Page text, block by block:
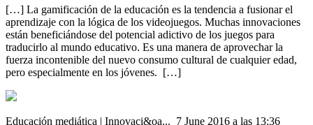
[…] La gamificación de la educación es la tendencia a fusionar el
aprendizaje con la lógica de los videojuegos. Muchas innovaciones
están beneficiándose del potencial adictivo de los juegos para
traducirlo al mundo educativo. Es una manera de aprovechar la
fuerza incontenible del nuevo consumo cultural de cualquier edad,
pero especialmente en los jóvenes. […]
Educación mediática | Innovaci&oa... 7 June 2016 a las 13:36